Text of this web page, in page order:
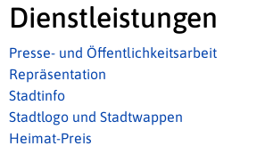
Dienstleistungen
Presse- und Öffentlichkeitsarbeit
Repräsentation
Stadtinfo
Stadtlogo und Stadtwappen
Heimat-Preis